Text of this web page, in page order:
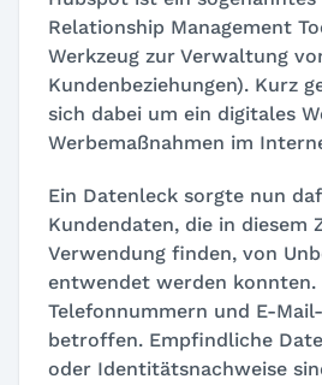
Relationship Management
Werkzeug zur Verwaltung
Kundenbeziehungen). Kurz
sich dabei um ein digitales
Werbemaßnahmen im
Ein Datenleck sorgte nun
Kundendaten, die in diesem
Verwendung finden, von
entwendet werden konnten.
Telefonnummern und E-
betroffen. Empfindliche
oder Identitätsnachweise